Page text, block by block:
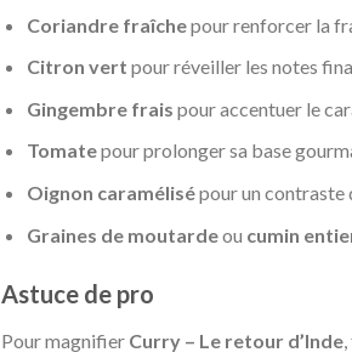
Coriandre fraîchepour renforcer la
Citron vert pour réveiller les notes
Gingembre frais pour accentuer le
Tomatepour prolonger sa base
Oignon caramélisépour un contraste
Graines de moutardeou cumin
Astuce de pro
Pour magnifier Curry – Le retour d’Inde